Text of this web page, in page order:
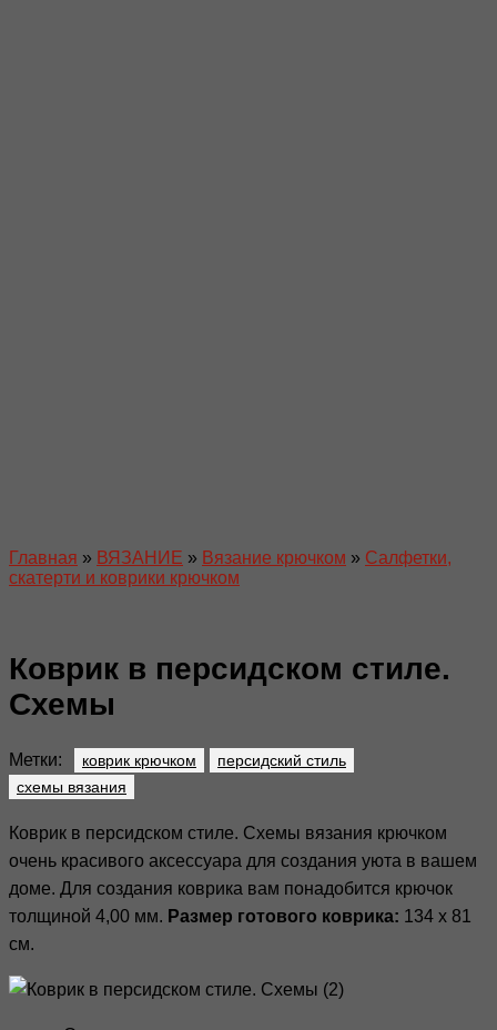
Главная » ВЯЗАНИЕ » Вязание крючком » Салфетки,
скатерти и коврики крючком
Коврик в персидском стиле.
Схемы
Метки: коврик крючком
персидский стиль
схемы вязания
Коврик в персидском стиле. Схемы вязания крючком
очень красивого аксессуара для создания уюта в вашем
доме. Для создания коврика вам понадобится крючок
толщиной 4,00 мм. Размер готового коврика: 134 x 81
см.